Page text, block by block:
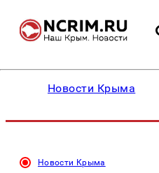
Новости Крыма
Новости Крыма